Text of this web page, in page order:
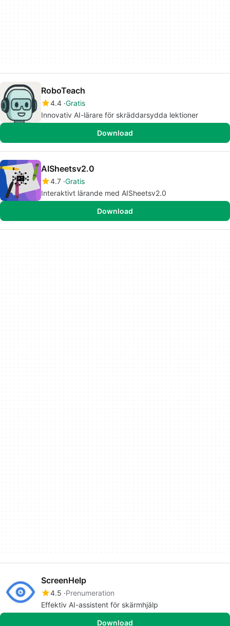
RoboTeach
4.4 Gratis
Innovativ AI-lärare för skräddarsydda lektioner
Download
AISheetsv2.0
4.7 Gratis
Interaktivt lärande med AISheetsv2.0
Download
ScreenHelp
4.5 Prenumeration
Effektiv AI-assistent för skärmhjälp
Download